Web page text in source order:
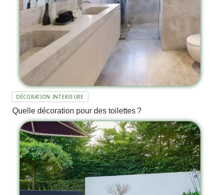
DÉCORATION INTERIEURE
Quelle décoration pour des toilettes ?